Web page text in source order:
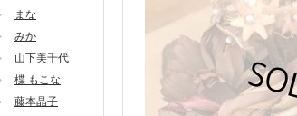
まな
みか
山下美千代
楪 もこな
藤本晶子